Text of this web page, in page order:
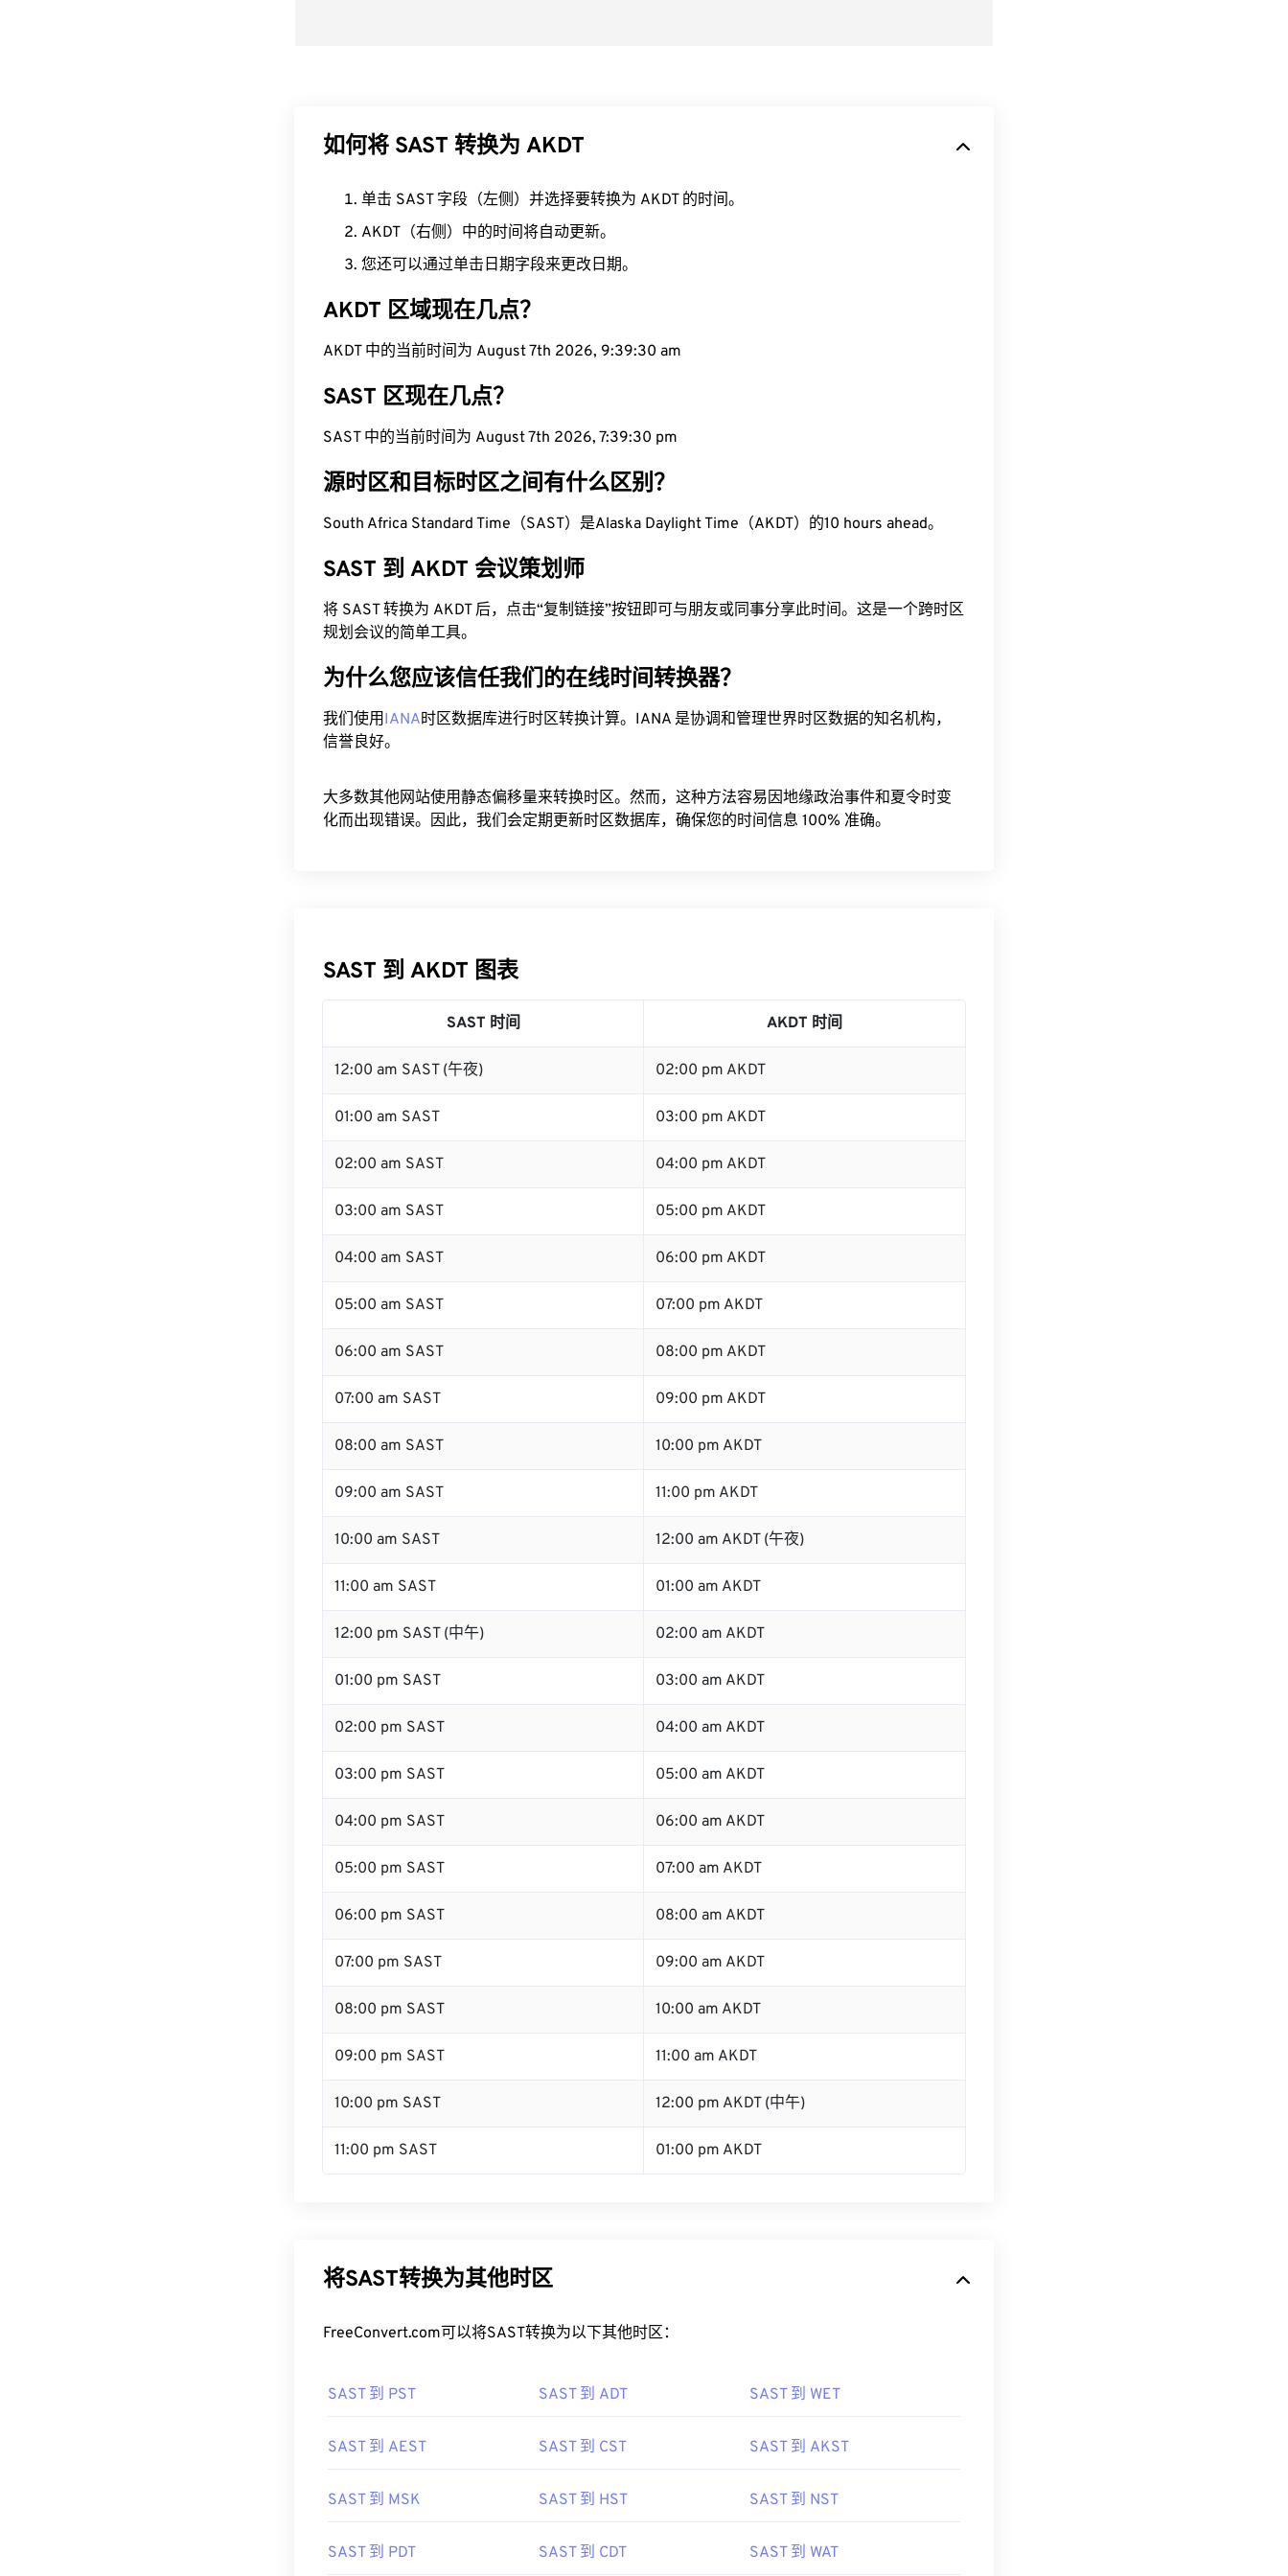
如何将 SAST 转换为 AKDT
单击 SAST 字段（左侧）并选择要转换为 AKDT 的时间。
AKDT（右侧）中的时间将自动更新。
您还可以通过单击日期字段来更改日期。
AKDT 区域现在几点？
AKDT 中的当前时间为 August 7th 2026, 9:39:30 am
SAST 区现在几点？
SAST 中的当前时间为 August 7th 2026, 7:39:30 pm
源时区和目标时区之间有什么区别？
South Africa Standard Time（SAST）是Alaska Daylight Time（AKDT）的10 hours ahead。
SAST 到 AKDT 会议策划师
将 SAST 转换为 AKDT 后，点击“复制链接”按钮即可与朋友或同事分享此时间。这是一个跨时区
规划会议的简单工具。
为什么您应该信任我们的在线时间转换器？
我们使用IANA时区数据库进行时区转换计算。IANA 是协调和管理世界时区数据的知名机构，
信誉良好。
大多数其他网站使用静态偏移量来转换时区。然而，这种方法容易因地缘政治事件和夏令时变
化而出现错误。因此，我们会定期更新时区数据库，确保您的时间信息 100% 准确。
SAST 到 AKDT 图表
SAST 时间 AKDT 时间
12:00 am SAST (午夜) 02:00 pm AKDT
01:00 am SAST 03:00 pm AKDT
02:00 am SAST 04:00 pm AKDT
03:00 am SAST 05:00 pm AKDT
04:00 am SAST 06:00 pm AKDT
05:00 am SAST 07:00 pm AKDT
06:00 am SAST 08:00 pm AKDT
07:00 am SAST 09:00 pm AKDT
08:00 am SAST 10:00 pm AKDT
09:00 am SAST 11:00 pm AKDT
10:00 am SAST 12:00 am AKDT (午夜)
11:00 am SAST 01:00 am AKDT
12:00 pm SAST (中午) 02:00 am AKDT
01:00 pm SAST 03:00 am AKDT
02:00 pm SAST 04:00 am AKDT
03:00 pm SAST 05:00 am AKDT
04:00 pm SAST 06:00 am AKDT
05:00 pm SAST 07:00 am AKDT
06:00 pm SAST 08:00 am AKDT
07:00 pm SAST 09:00 am AKDT
08:00 pm SAST 10:00 am AKDT
09:00 pm SAST 11:00 am AKDT
10:00 pm SAST 12:00 pm AKDT (中午)
11:00 pm SAST 01:00 pm AKDT
将SAST转换为其他时区
FreeConvert.com可以将SAST转换为以下其他时区：
SAST 到 PST SAST 到 ADT SAST 到 WET
SAST 到 AEST SAST 到 CST SAST 到 AKST
SAST 到 MSK SAST 到 HST SAST 到 NST
SAST 到 PDT SAST 到 CDT SAST 到 WAT